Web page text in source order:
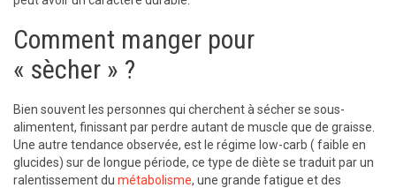
Comment manger pour
« sècher » ?
Bien souvent les personnes qui cherchent à sécher se sous-
alimentent, finissant par perdre autant de muscle que de graisse.
Une autre tendance observée, est le régime low-carb ( faible en
glucides) sur de longue période, ce type de diète se traduit par un
ralentissement du métabolisme, une grande fatigue et des